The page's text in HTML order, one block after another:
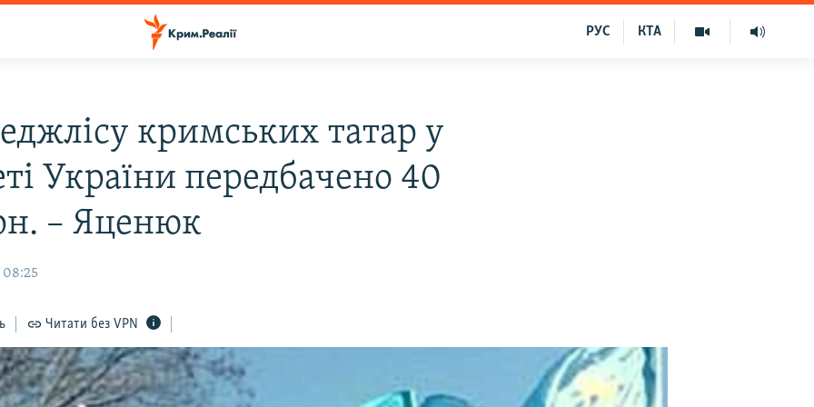
КТА
РУС
кримських татар у
України передбачено 40
– Яценюк
08:25
Читати без VPN